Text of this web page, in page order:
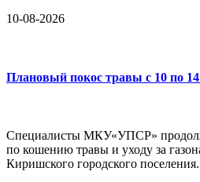
10-08-2026
Плановый покос травы с 10 по 14
Специалисты МКУ«УПСР»
по кошению травы и уходу за
Киришского городского поселения.